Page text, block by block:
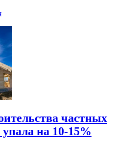
частных
на 10-15%